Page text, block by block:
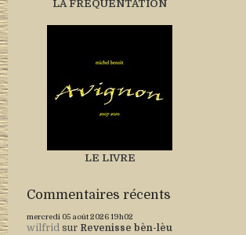
LA FRÉQUENTATION
LE LIVRE
Commentaires récents
mercredi 05 août 2026 19h02
wilfrid sur Revenisse bèn-lèu